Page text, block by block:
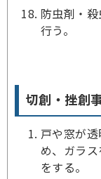
防虫剤・
行う。
切創・挫創
戸や窓が
め、ガラ
をする。